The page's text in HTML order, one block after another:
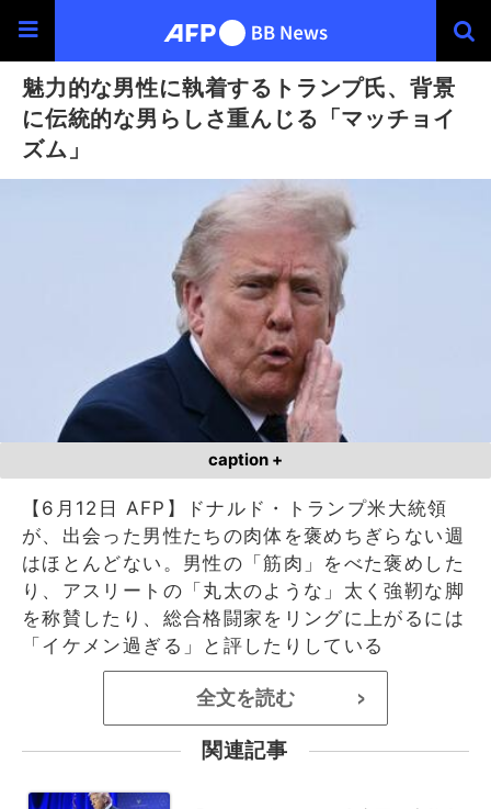
魅力的な男性に執着するトランプ氏、背景
に伝統的な男らしさ重んじる「マッチョイ
ズム」
caption +
【6月12日 AFP】ドナルド・トランプ米大統領
が、出会った男性たちの肉体を褒めちぎらない週
はほとんどない。男性の「筋肉」をべた褒めした
り、アスリートの「丸太のような」太く強靭な脚
を称賛したり、総合格闘家をリングに上がるには
「イケメン過ぎる」と評したりしている
全文を読む >
関連記事